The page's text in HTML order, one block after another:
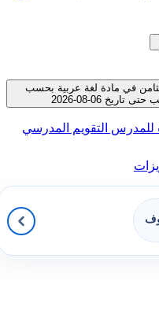
في مادة لغة عربية بحسب
06-08-2026
للمدرس التقويم المدرسي